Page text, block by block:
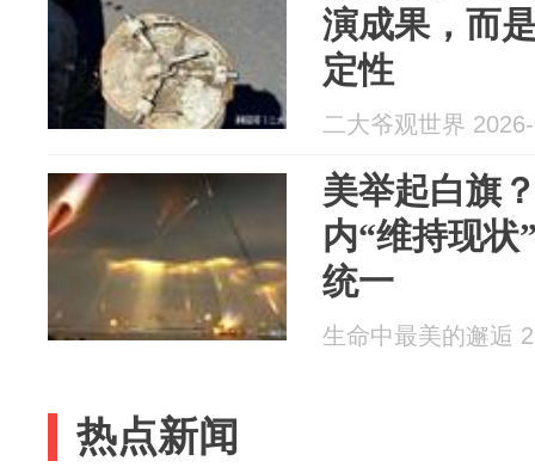
演成果，而
定性
二大爷观世界
美举起白旗
内“维持现状
统一
生命中最美的邂逅
热点新闻